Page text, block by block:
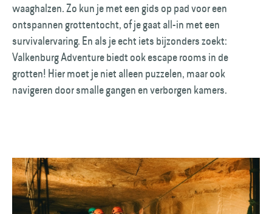
waaghalzen. Zo kun je met een gids op pad voor een
ontspannen grottentocht, of je gaat all-in met een
survivalervaring. En als je echt iets bijzonders zoekt:
Valkenburg Adventure biedt ook escape rooms in de
grotten! Hier moet je niet alleen puzzelen, maar ook
navigeren door smalle gangen en verborgen kamers.